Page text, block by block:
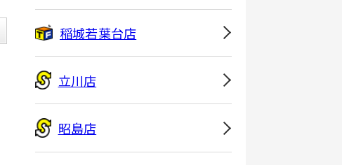
稲城若葉台店
立川店
昭島店